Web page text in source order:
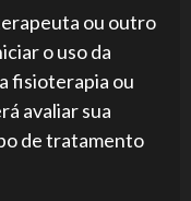
ou outro
o uso da
fisioterapia ou
avaliar sua
de tratamento